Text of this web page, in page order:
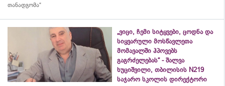
თანადგომა“
„ვიცი, ჩემი სიტყვები, ცოდნა და
სიყვარული მოსწავლეთა
მომავალში ჰპოვებს
გაგრძელებას“ - შალვა
ხუციშვილი, თბილისის N219
საჯარო სკოლის დირექტორი